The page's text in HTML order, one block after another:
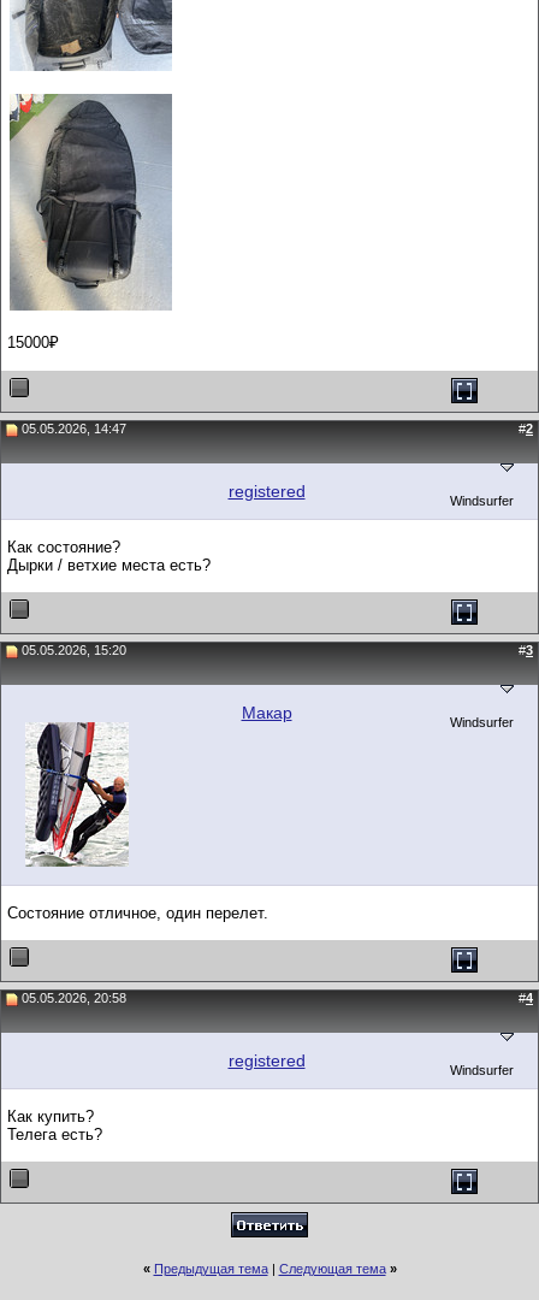
15000₽
05.05.2026, 14:47 #2
registered Windsurfer
Как состояние?
Дырки / ветхие места есть?
05.05.2026, 15:20 #3
Макар Windsurfer
Состояние отличное, один перелет.
05.05.2026, 20:58 #4
registered Windsurfer
Как купить?
Телега есть?
« Предыдущая тема| Следующая тема »